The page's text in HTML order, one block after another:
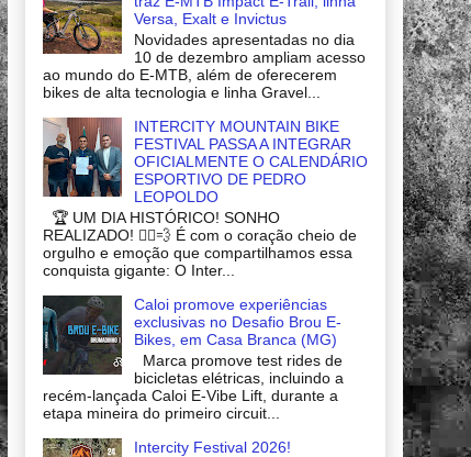
Versa, Exalt e Invictus
Novidades apresentadas no dia
10 de dezembro ampliam acesso
ao mundo do E-MTB, além de oferecerem
bikes de alta tecnologia e linha Gravel...
INTERCITY MOUNTAIN BIKE
FESTIVAL PASSA A INTEGRAR
OFICIALMENTE O CALENDÁRIO
ESPORTIVO DE PEDRO
LEOPOLDO
🏆 UM DIA HISTÓRICO! SONHO
REALIZADO! 🚴‍♂️💨 É com o coração cheio de
orgulho e emoção que compartilhamos essa
conquista gigante: O Inter...
Caloi promove experiências
exclusivas no Desafio Brou E-
Bikes, em Casa Branca (MG)
Marca promove test rides de
bicicletas elétricas, incluindo a
recém-lançada Caloi E-Vibe Lift, durante a
etapa mineira do primeiro circuit...
Intercity Festival 2026!